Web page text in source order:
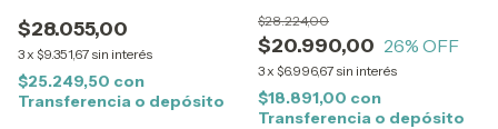
$28.055,00
3 x $9.351,67 sin interés
$25.249,50 con
Transferencia o depósito
$20.990,00
$28.224,00
26% OFF
3 x $6.996,67 sin interés
$18.891,00 con
Transferencia o depósito